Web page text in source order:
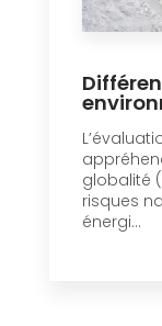
globalité
risques
énergi...